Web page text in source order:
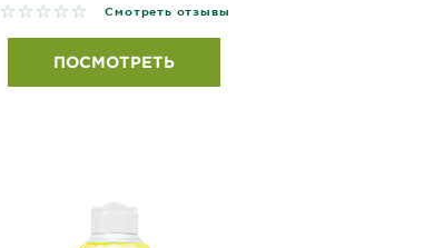
No reviews Смотреть отзывы
ПОСМОТРЕТЬ